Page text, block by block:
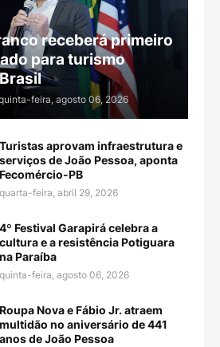
receberá primeiro
para turismo
feira, agosto 06, 2026
Turistas aprovam infraestrutura e
serviços de João Pessoa, aponta
Fecomércio-PB
quarta-feira, abril 29, 2026
4º Festival Garapirá celebra a
cultura e a resistência Potiguara
na Paraíba
quinta-feira, agosto 06, 2026
Roupa Nova e Fábio Jr. atraem
multidão no aniversário de 441
anos de João Pessoa